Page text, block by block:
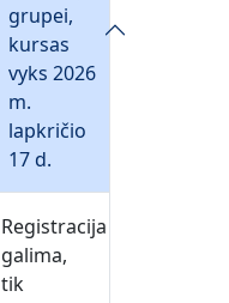
grupei,
kursas
vyks 2026
m.
lapkričio
17 d.
Registracija
galima,
tik